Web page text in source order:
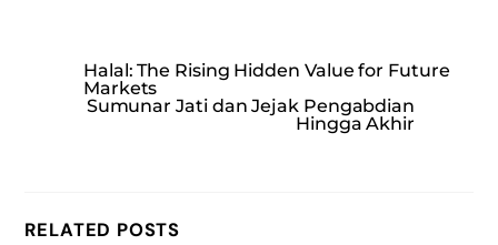
Halal: The Rising Hidden Value for Future
Markets
Sumunar Jati dan Jejak Pengabdian
Hingga Akhir
RELATED POSTS